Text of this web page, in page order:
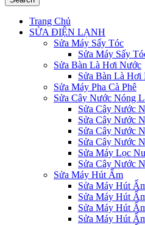
Trang Chủ
SỬA ĐIỆN LẠNH
Sửa Máy Sấy Tóc
Sửa Máy Sấy
Sửa Bàn Là Hơi Nước
Sửa Bàn Là Hơi
Sửa Máy Pha Cà Phê
Sửa Cây Nước Nóng
Sửa Cây Nước
Sửa Cây Nước
Sửa Cây Nước
Sửa Cây Nước
Sửa Máy Lọc
Sửa Cây Nước
Sửa Máy Hút Ẩm
Sửa Máy Hút
Sửa Máy Hút
Sửa Máy Hút
Sửa Máy Hút